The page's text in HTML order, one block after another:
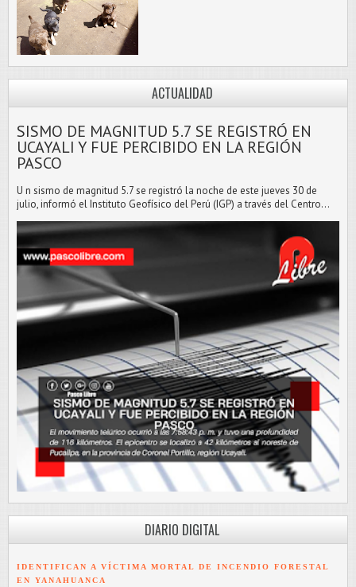
ACTUALIDAD
SISMO DE MAGNITUD 5.7 SE REGISTRÓ EN
UCAYALI Y FUE PERCIBIDO EN LA REGIÓN
PASCO
U n sismo de magnitud 5.7 se registró la noche de este jueves 30 de
julio, informó el Instituto Geofísico del Perú (IGP) a través del Centro...
DIARIO DIGITAL
IDENTIFICAN A VÍCTIMA MORTAL DE INCENDIO FORESTAL
EN YANAHUANCA